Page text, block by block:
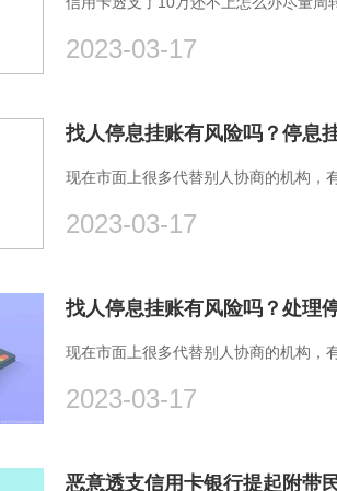
2023-03-17
找人停息挂账有风险吗？停息
现在市面上很多代替别人协商的机构，
2023-03-17
找人停息挂账有风险吗？处理
现在市面上很多代替别人协商的机构，
2023-03-17
恶意透支信用卡银行提起附带